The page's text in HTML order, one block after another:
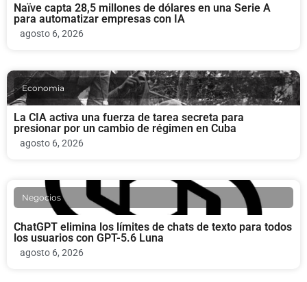
Naïve capta 28,5 millones de dólares en una Serie A
para automatizar empresas con IA
agosto 6, 2026
Economia
La CIA activa una fuerza de tarea secreta para
presionar por un cambio de régimen en Cuba
agosto 6, 2026
Negocios
ChatGPT elimina los límites de chats de texto para todos
los usuarios con GPT-5.6 Luna
agosto 6, 2026